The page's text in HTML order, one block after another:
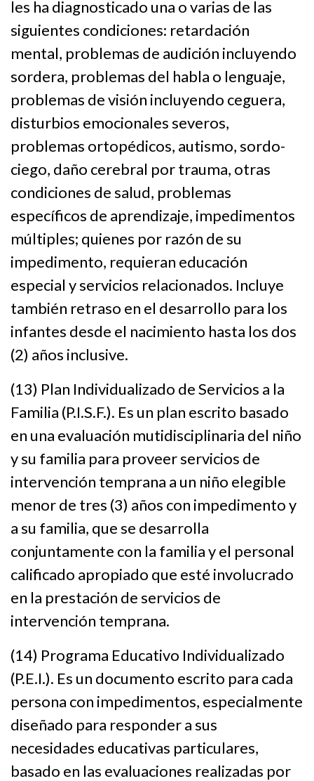
les ha diagnosticado una o varias de las
siguientes condiciones: retardación
mental, problemas de audición incluyendo
sordera, problemas del habla o lenguaje,
problemas de visión incluyendo ceguera,
disturbios emocionales severos,
problemas ortopédicos, autismo, sordo-
ciego, daño cerebral por trauma, otras
condiciones de salud, problemas
específicos de aprendizaje, impedimentos
múltiples; quienes por razón de su
impedimento, requieran educación
especial y servicios relacionados. Incluye
también retraso en el desarrollo para los
infantes desde el nacimiento hasta los dos
(2) años inclusive.
(13) Plan Individualizado de Servicios a la
Familia (P.I.S.F.). Es un plan escrito basado
en una evaluación mutidisciplinaria del niño
y su familia para proveer servicios de
intervención temprana a un niño elegible
menor de tres (3) años con impedimento y
a su familia, que se desarrolla
conjuntamente con la familia y el personal
calificado apropiado que esté involucrado
en la prestación de servicios de
intervención temprana.
(14) Programa Educativo Individualizado
(P.E.I.). Es un documento escrito para cada
persona con impedimentos, especialmente
diseñado para responder a sus
necesidades educativas particulares,
basado en las evaluaciones realizadas por